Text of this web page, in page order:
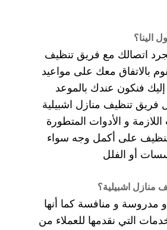
الينا؟
اتصالك مع فريق تنظيف
بالاتفاق معك على مواعيد
فنكون عندك بالموعد
فريق تنظيف منازل اشبيلية
و الأدوات المتطورة
على أكمل وجه سواء
أو الفلل
منازل اشبيلية؟
مدروسة و منافسة كما أنها
التي نقدمها للعملاء من